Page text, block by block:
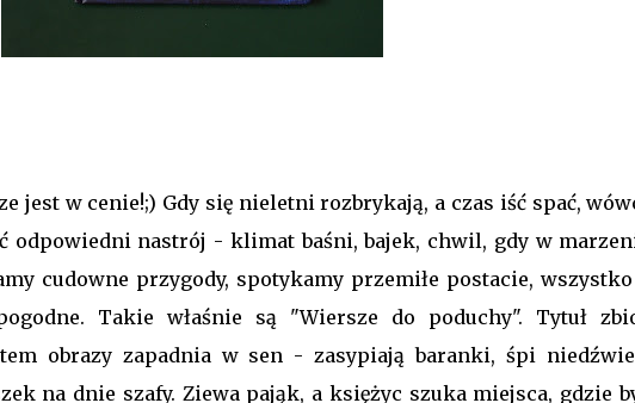
jest w cenie!;) Gdy się nieletni rozbrykają, a czas iść spać,
odpowiedni nastrój - klimat baśni, bajek, chwil, gdy w
cudowne przygody, spotykamy przemiłe postacie,
Takie właśnie są "Wiersze do poduchy". Tytuł
obrazy zapadnia w sen - zasypiają baranki, śpi
na dnie szafy. Ziewa pająk, a księżyc szuka miejsca, gdzie